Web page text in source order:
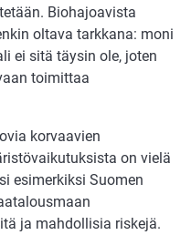
Biohajoavista
oltava tarkkana: moni
ei sitä täysin ole, joten
toimittaa
korvaavien
on vielä
esimerkiksi Suomen
ja mahdollisia riskejä.